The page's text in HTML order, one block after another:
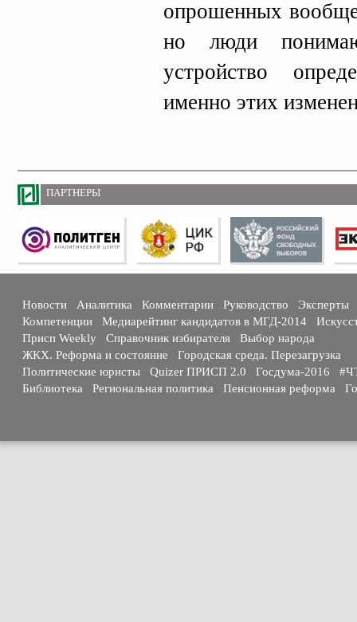
опрошенных
но люди
устройство
именно этих
ПАРТНЕРЫ
Новости Аналитика Комментарии Руководство
Эксперты
Компетенции
Медиарейтинг кандидатов в МГД-2014
Присп Weekly
Справочник избирателя
Выбор народа
ЖКХ. Реформа и состояние
Городская среда. Перезагрузка
Политические юристы
Quizer ПРИСП 2.0 Госдума-2016
Библиотека
Региональная политика Пенсионная реформа